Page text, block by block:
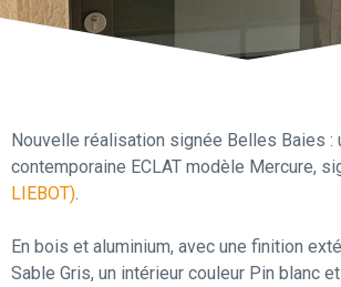
Nouvelle réalisation signée Belles Baies :
contemporaine ECLAT modèle Mercure,
LIEBOT).
En bois et aluminium, avec une finition
Sable Gris, un intérieur couleur Pin blanc